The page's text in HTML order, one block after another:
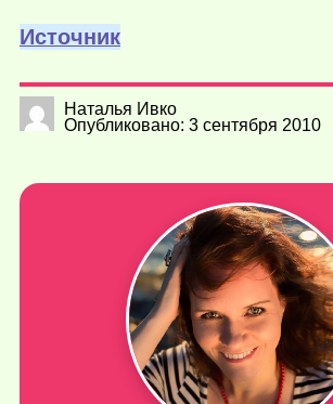
Источник
Наталья Ивко
Опубликовано: 3 сентября 2010